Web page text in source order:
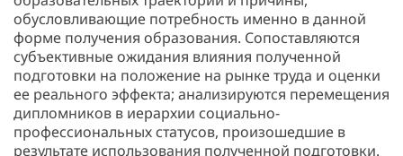
обусловливающие потребность именно в данной
форме получения образования. Сопоставляются
субъективные ожидания влияния полученной
подготовки на положение на рынке труда и оценки
ее реального эффекта; анализируются перемещения
дипломников в иерархии социально-
профессиональных статусов, произошедшие в
результате использования полученной подготовки.